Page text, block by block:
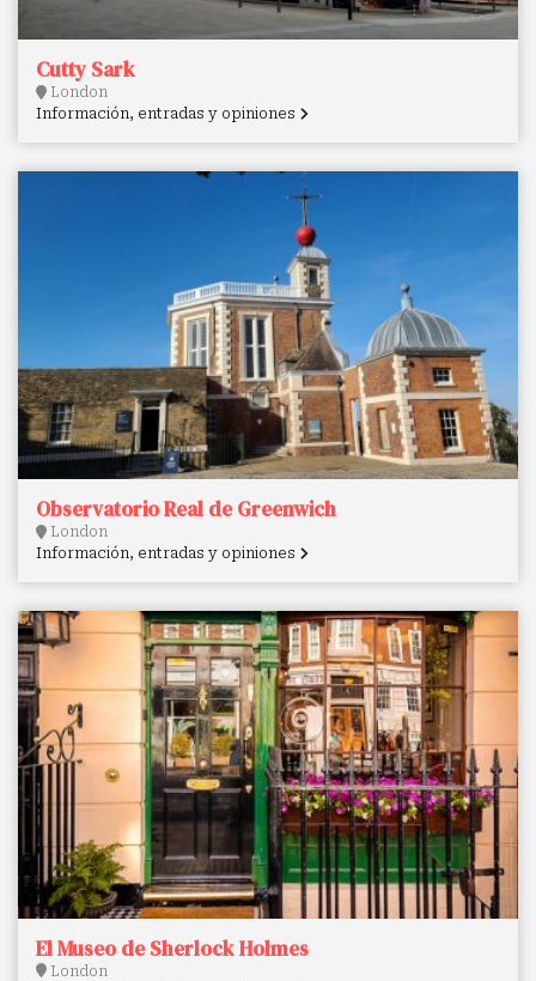
Cutty Sark
London
Información, entradas y opiniones
Observatorio Real de Greenwich
London
Información, entradas y opiniones
El Museo de Sherlock Holmes
London